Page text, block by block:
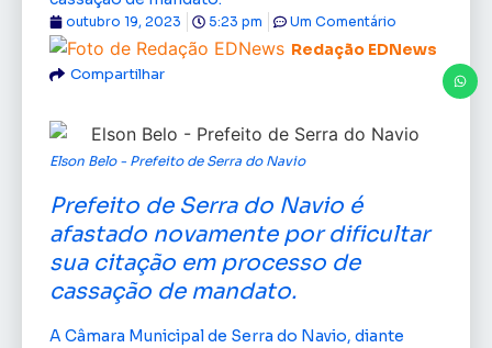
Redação EDNews
outubro 19, 2023 5:23 pm Um Comentário
Compartilhar
Elson Belo - Prefeito de Serra do Navio
Prefeito de Serra do Navio é
afastado novamente por dificultar
sua citação em processo de
cassação de mandato.
A Câmara Municipal de Serra do Navio, diante